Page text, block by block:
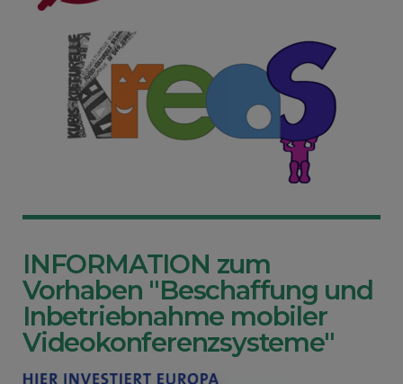
INFORMATION zum
Vorhaben "Beschaffung und
Inbetriebnahme mobiler
Videokonferenzsysteme"